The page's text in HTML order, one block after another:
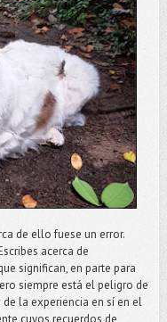
de ello fuese un error.
acerca de
significan, en parte para
siempre está el peligro de
la experiencia en sí en el